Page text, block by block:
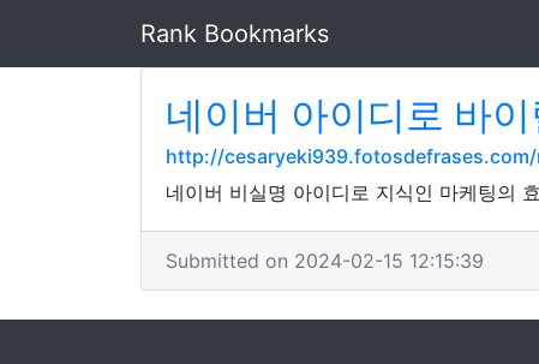
Rank Bookmarks
네이버 아이디로 바
http://
네이버 비실명 아이디로 지식인 마케팅의
Submitted on 2024-02-15 12:15:39